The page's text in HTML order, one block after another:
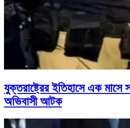
যুক্তরাষ্ট্রের ইতিহাসে এক মাসে
অভিবাসী আটক